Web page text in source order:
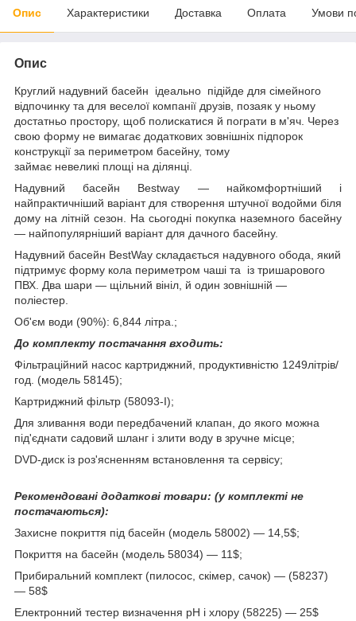
Опис Характеристики Доставка Оплата Умови
Опис
Круглий надувний басейн ідеально підійде для сімейного
відпочинку та для веселої компанії друзів, позаяк у ньому
достатньо простору, щоб полискатися й пограти в м'яч. Через
свою форму не вимагає додаткових зовнішніх підпорок
конструкції за периметром басейну, тому
займає невеликі площі на ділянці.
Надувний басейн Bestway — найкомфортніший і
найпрактичніший варіант для створення штучної водойми біля
дому на літній сезон. На сьогодні покупка наземного басейну
— найпопулярніший варіант для дачного басейну.
Надувний басейн BestWay складається надувного обода, який
підтримує форму кола периметром чаші та із тришарового
ПВХ. Два шари — щільний вініл, й один зовнішній —
поліестер.
Об'єм води (90%): 6,844 літра.;
До комплекту постачання входить:
Фільтраційний насос картриджний, продуктивністю 1249літрів/
год. (модель 58145);
Картриджний фільтр (58093-I);
Для зливання води передбачений клапан, до якого можна
під'єднати садовий шланг і злити воду в зручне місце;
DVD-диск із роз'ясненням встановлення та сервісу;
Рекомендовані додаткові товари: (у комплекті не
постачаються):
Захисне покриття під басейн (модель 58002) — 14,5$;
Покриття на басейн (модель 58034) — 11$;
Прибиральний комплект (пилосос, скімер, сачок) — (58237)
— 58$
Електронний тестер визначення рН і хлору (58225) — 25$